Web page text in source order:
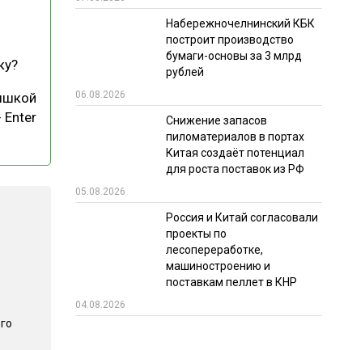
ИТОГИ МЕРОПРИЯТИЙ
Enter
Набережночелнинский КБК
построит производство
бумаги-основы за 3 млрд
рублей
06.08.2026
Снижение запасов
пиломатериалов в портах
Китая создаёт потенциал
для роста поставок из РФ
05.08.2026
Россия и Китай согласовали
проекты по
лесопереработке,
машиностроению и
поставкам пеллет в КНР
04.08.2026